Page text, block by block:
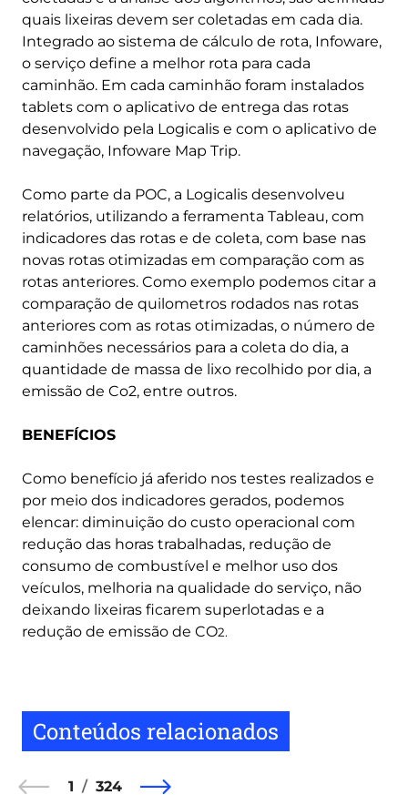
quais lixeiras devem ser coletadas em cada dia.
Integrado ao sistema de cálculo de rota, Infoware,
o serviço define a melhor rota para cada
caminhão. Em cada caminhão foram instalados
tablets com o aplicativo de entrega das rotas
desenvolvido pela Logicalis e com o aplicativo de
navegação, Infoware Map Trip.
Como parte da POC, a Logicalis desenvolveu
relatórios, utilizando a ferramenta Tableau, com
indicadores das rotas e de coleta, com base nas
novas rotas otimizadas em comparação com as
rotas anteriores. Como exemplo podemos citar a
comparação de quilometros rodados nas rotas
anteriores com as rotas otimizadas, o número de
caminhões necessários para a coleta do dia, a
quantidade de massa de lixo recolhido por dia, a
emissão de Co2, entre outros.
BENEFÍCIOS
Como benefício já aferido nos testes realizados e
por meio dos indicadores gerados, podemos
elencar: diminuição do custo operacional com
redução das horas trabalhadas, redução de
consumo de combustível e melhor uso dos
veículos, melhoria na qualidade do serviço, não
deixando lixeiras ficarem superlotadas e a
redução de emissão de CO2.
Conteúdos relacionados
1 324